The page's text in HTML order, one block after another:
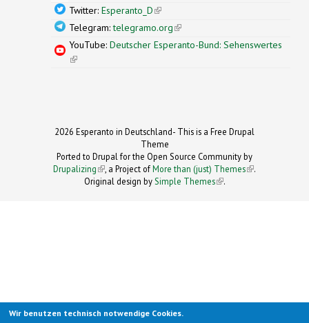
Twitter: Esperanto_D(link is external)
Telegram:telegramo.org(link is external)
YouTube: Deutscher Esperanto-Bund: Sehenswertes
(link is external)
2026 Esperanto in Deutschland- This is a Free Drupal
Theme
Ported to Drupal for the Open Source Community by
Drupalizing(link is external)
, a Project ofMore than (just) Themes (link is
.
Original design by Simple Themes
(link is
.
Wir benutzen technisch notwendige Cookies.